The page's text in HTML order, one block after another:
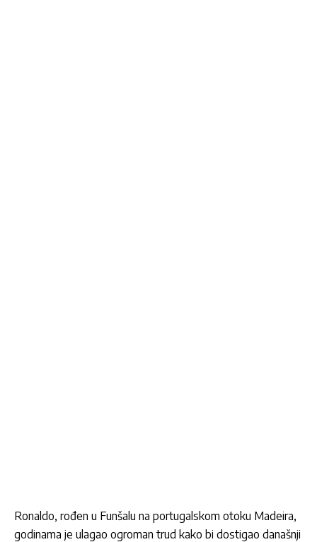
Ronaldo, rođen u Funšalu na portugalskom otoku Madeira,
godinama je ulagao ogroman trud kako bi dostigao današnji